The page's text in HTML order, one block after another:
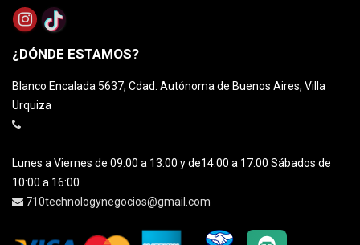
¿DÓNDE ESTAMOS?
Blanco Encalada 5637, Cdad. Autónoma de Buenos Aires, Villa
Urquiza
Lunes a Viernes de 09:00 a 13:00 y de14:00 a 17:00 Sábados de
10:00 a 16:00
710technologynegocios@gmail.com